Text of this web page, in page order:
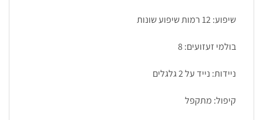
שיפוע: 12 רמות שיפוע שונות
בולמי זעזועים: 8
ניידות: נייד על 2 גלגלים
קיפול: מתקפל